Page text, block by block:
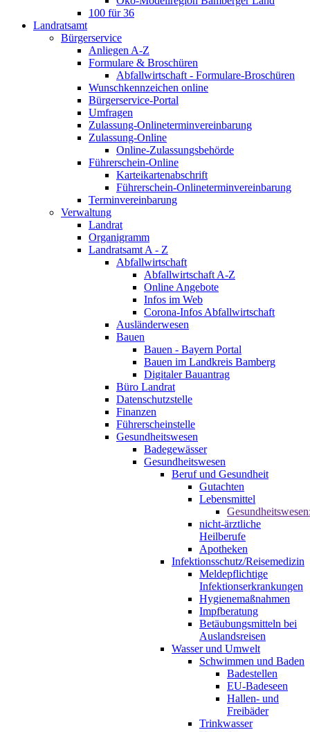
100 für 36
Landratsamt
Bürgerservice
Anliegen A-Z
Formulare & Broschüren
Abfallwirtschaft - Formulare-Broschüren
Wunschkennzeichen online
Bürgerservice-Portal
Umfragen
Zulassung-Onlineterminvereinbarung
Zulassung-Online
Online-Zulassungsbehörde
Führerschein-Online
Karteikartenabschrift
Führerschein-Onlineterminvereinbarung
Terminvereinbarung
Verwaltung
Landrat
Organigramm
Landratsamt A - Z
Abfallwirtschaft
Abfallwirtschaft A-Z
Online Angebote
Infos im Web
Corona-Infos Abfallwirtschaft
Ausländerwesen
Bauen
Bauen - Bayern Portal
Bauen im Landkreis Bamberg
Digitaler Bauantrag
Büro Landrat
Datenschutzstelle
Finanzen
Führerscheinstelle
Gesundheitswesen
Badegewässer
Gesundheitswesen
Beruf und Gesundheit
Gutachten
Lebensmittel
nicht-ärztliche
Heilberufe
Apotheken
Infektionsschutz/Reisemedizin
Meldepflichtige
Infektionserkrankungen
Hygienemaßnahmen
Impfberatung
Betäubungsmitteln bei
Auslandsreisen
Wasser und Umwelt
Schwimmen und Baden
Badestellen
EU-Badeseen
Hallen- und
Freibäder
Trinkwasser